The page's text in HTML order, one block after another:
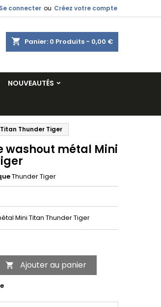
Se connecter ou Créez votre compte
shopping_cart Panier: 0 Produits - 0,00 €
NOUVEAUTÉS
Thunder Tiger
washout métal Mini
Thunder Tiger
Mini Titan Thunder Tiger
 Ajouter au panier